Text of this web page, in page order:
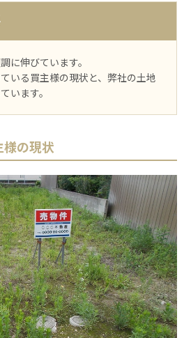
に伸びています。
いる買主様の現状と、弊社の土地
います。
の現状